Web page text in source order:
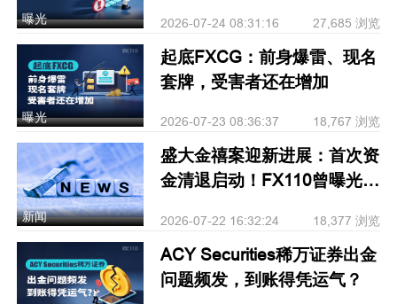
曝光 2026-07-24 08:31:16 27,685 浏览
曝光
起底FXCG：前身爆雷、现名
套牌，受害者还在增加
2026-07-23 08:36:37 18,767 浏览
新闻
盛大金禧案迎新进展：首次资
金清退启动！FX110曾曝光其
2026-07-22 16:32:24 18,377 浏览
ACY Securities稀万证券出金
问题频发，到账得凭运气？